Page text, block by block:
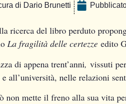
di Dario Brunetti
ricerca del libro perduto
La fragilità delle certezze edito
di appena trent’anni, vissuti
all’università, nelle relazioni
non mette il freno alla sua vita